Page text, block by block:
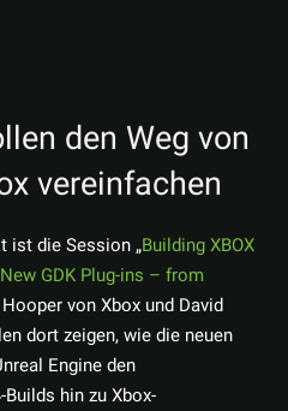
den Weg von
vereinfachen
ist die Session „Building XBOX
GDK Plug-ins – from
von Xbox und David
dort zeigen, wie die neuen
Engine den
hin zu Xbox-